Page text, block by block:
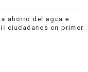
ahorro del agua e
ciudadanos en primer